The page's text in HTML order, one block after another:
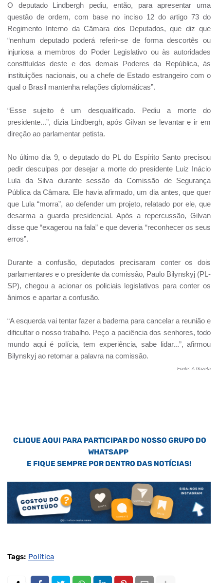
O deputado Lindbergh pediu, então, para apresentar uma
questão de ordem, com base no inciso 12 do artigo 73 do
Regimento Interno da Câmara dos Deputados, que diz que
“nenhum deputado poderá referir-se de forma descortês ou
injuriosa a membros do Poder Legislativo ou às autoridades
constituídas deste e dos demais Poderes da República, às
instituições nacionais, ou a chefe de Estado estrangeiro com o
qual o Brasil mantenha relações diplomáticas”.
“Esse sujeito é um desqualificado. Pediu a morte do
presidente...”, dizia Lindbergh, após Gilvan se levantar e ir em
direção ao parlamentar petista.
No último dia 9, o deputado do PL do Espírito Santo precisou
pedir desculpas por desejar a morte do presidente Luiz Inácio
Lula da Silva durante sessão da Comissão de Segurança
Pública da Câmara. Ele havia afirmado, um dia antes, que quer
que Lula “morra”, ao defender um projeto, relatado por ele, que
desarma a guarda presidencial. Após a repercussão, Gilvan
disse que “exagerou na fala” e que deveria “reconhecer os seus
erros”.
Durante a confusão, deputados precisaram conter os dois
parlamentares e o presidente da comissão, Paulo Bilynskyj (PL-
SP), chegou a acionar os policiais legislativos para conter os
ânimos e apartar a confusão.
“A esquerda vai tentar fazer a baderna para cancelar a reunião e
dificultar o nosso trabalho. Peço a paciência dos senhores, todo
mundo aqui é polícia, tem experiência, sabe lidar...”, afirmou
Bilynskyj ao retomar a palavra na comissão.
Fonte: A Gazeta
CLIQUE AQUI PARA PARTICIPAR DO NOSSO GRUPO DO
WHATSAPP
E FIQUE SEMPRE POR DENTRO DAS NOTÍCIAS!
Tags: Política